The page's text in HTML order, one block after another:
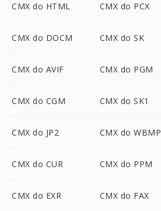
CMX do HTML CMX do PCX
CMX do DOCM CMX do SK
CMX do AVIF CMX do PGM
CMX do CGM CMX do SK1
CMX do JP2 CMX do WBMP
CMX do CUR CMX do PPM
CMX do EXR CMX do FAX